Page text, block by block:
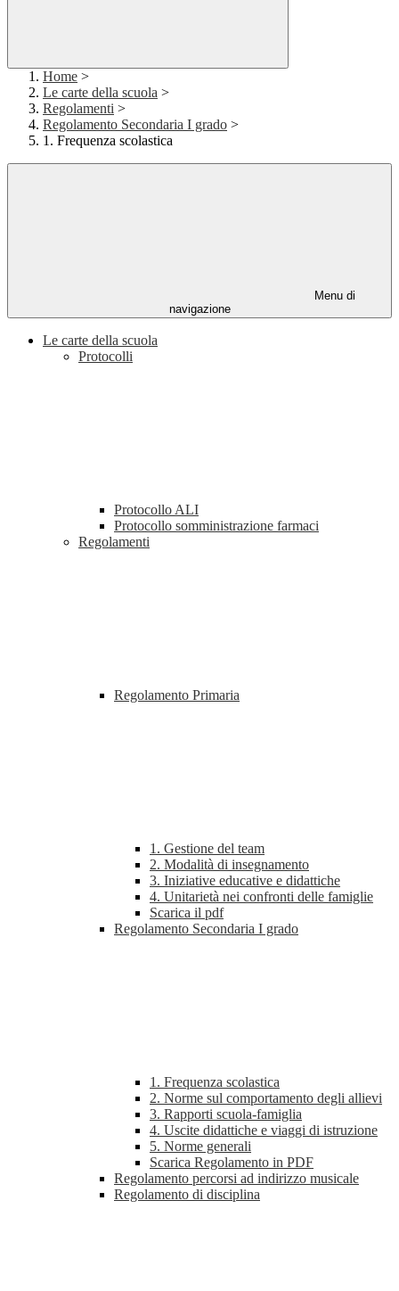
Home >
Le carte della scuola >
Regolamenti >
Regolamento Secondaria I grado >
1. Frequenza scolastica
Menu di
navigazione
Le carte della scuola
Protocolli
Protocollo ALI
Protocollo somministrazione farmaci
Regolamenti
Regolamento Primaria
1. Gestione del team
2. Modalità di insegnamento
3. Iniziative educative e didattiche
4. Unitarietà nei confronti delle famiglie
Scarica il pdf
Regolamento Secondaria I grado
1. Frequenza scolastica
2. Norme sul comportamento degli allievi
3. Rapporti scuola-famiglia
4. Uscite didattiche e viaggi di istruzione
5. Norme generali
Scarica Regolamento in PDF
Regolamento percorsi ad indirizzo musicale
Regolamento di disciplina